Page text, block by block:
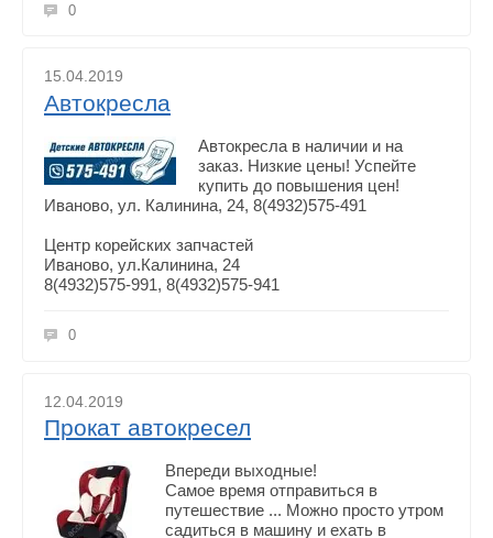
0
15.04.2019
Автокресла
Автокресла в наличии и на
заказ. Низкие цены! Успейте
купить до повышения цен!
Иваново, ул. Калинина, 24, 8(4932)575-491
Центр корейских запчастей
Иваново, ул.Калинина, 24
8(4932)575-991, 8(4932)575-941
0
12.04.2019
Прокат автокресел
Впереди выходные!
Самое время отправиться в
путешествие ... Можно просто утром
садиться в машину и ехать в